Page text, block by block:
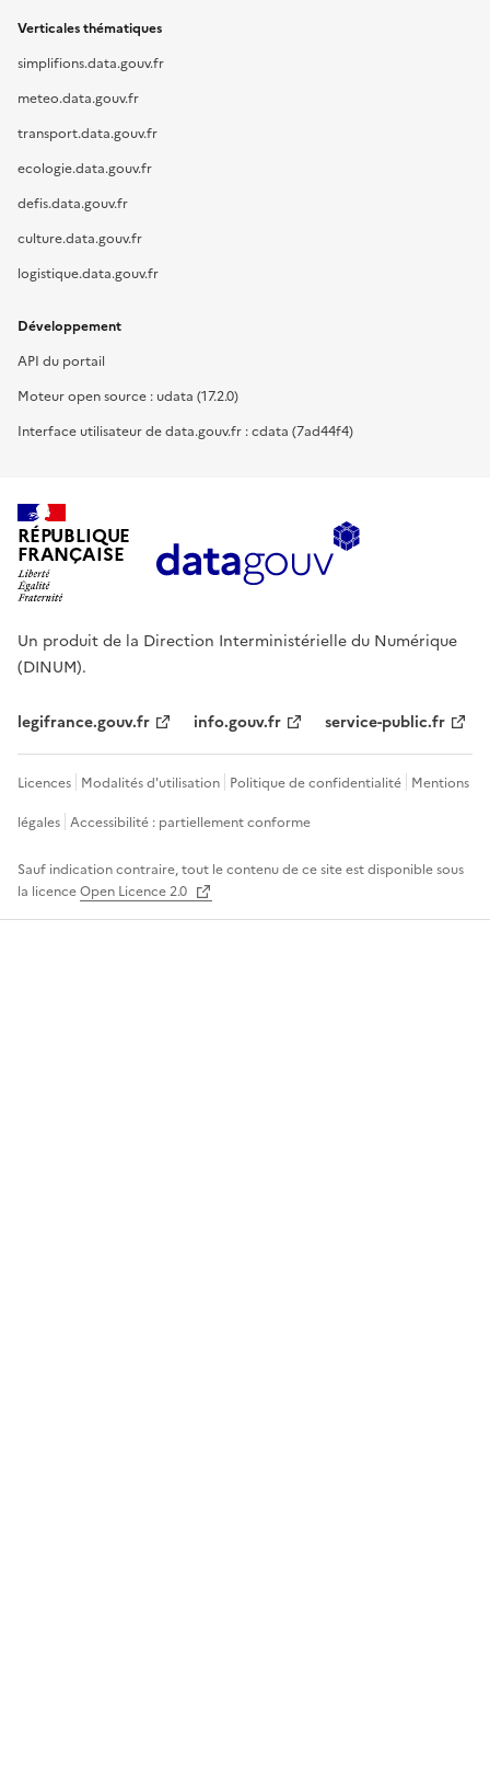
Verticales thématiques
simplifions.data.gouv.fr
meteo.data.gouv.fr
transport.data.gouv.fr
ecologie.data.gouv.fr
defis.data.gouv.fr
culture.data.gouv.fr
logistique.data.gouv.fr
Développement
API du portail
Moteur open source : udata (17.2.0)
Interface utilisateur de data.gouv.fr : cdata (7ad44f4)
RÉPUBLIQUE
FRANÇAISE
Un produit de la Direction Interministérielle du Numérique
(DINUM).
legifrance.gouv.fr info.gouv.fr service-public.fr
Licences Modalités d'utilisation Politique de confidentialité Mentions
légales Accessibilité : partiellement conforme
Sauf indication contraire, tout le contenu de ce site est disponible sous
la licenceOpen Licence 2.0